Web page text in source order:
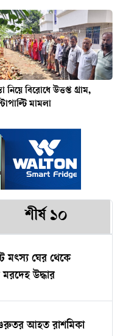
নিয়ে বিরোধে উত্তপ্ত গ্রাম,
মামলা
শীর্ষ ১০
মৎস্য ঘের থেকে
মরদেহ উদ্ধার
আহত রাশমিকা